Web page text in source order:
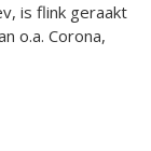
is flink geraakt
o.a. Corona,